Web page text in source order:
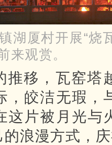
湖厦村开展“烧
来观赏。
推移，瓦窑塔
，皎洁无瑕，
这片被月光与
浪漫方式，